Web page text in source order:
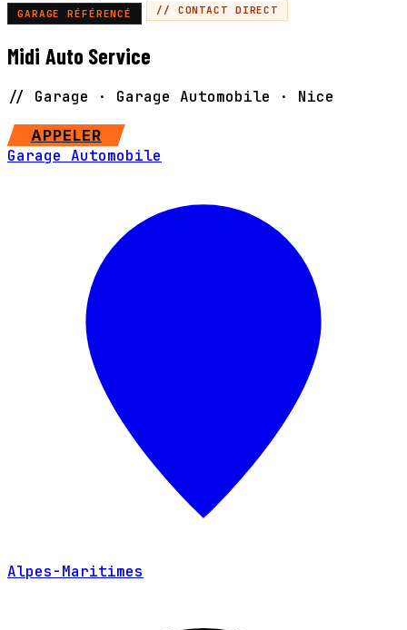
GARAGE RÉFÉRENCÉ // CONTACT DIRECT
Midi Auto Service
// Garage · Garage Automobile · Nice
APPELER
Garage Automobile
Alpes-Maritimes